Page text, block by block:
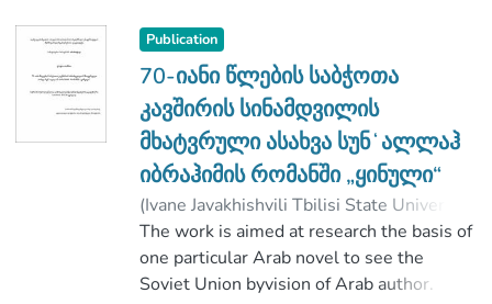
Publication
70-იანი წლების საბჭოთა
კავშირის სინამდვილის
მხატვრული ასახვა სუნʻალლაჰ
იბრაჰიმის რომანში „ყინული“
(Ivane Javakhishvili Tbilisi State University
2019)Gogia, Tamta
;
ლობჟანიძე,გიორგი
;
Faculty of Humanities
;
The work is aimed at research the basis of
one particular Arab novel to see the
Soviet Union byvision of Arab author.